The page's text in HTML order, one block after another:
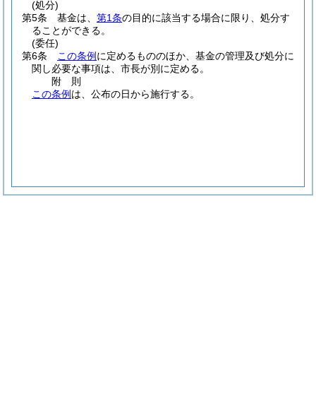
(処分)
第5条
基金は、 第1条の目的に該当する場合に限り、処分す
ることができる。
(委任)
第6条
この条例 に定めるもののほか、基金の管理及び処分に
関し必要な事項は、市長が別に定める。
附 則
この条例 は、公布の日から施行する。